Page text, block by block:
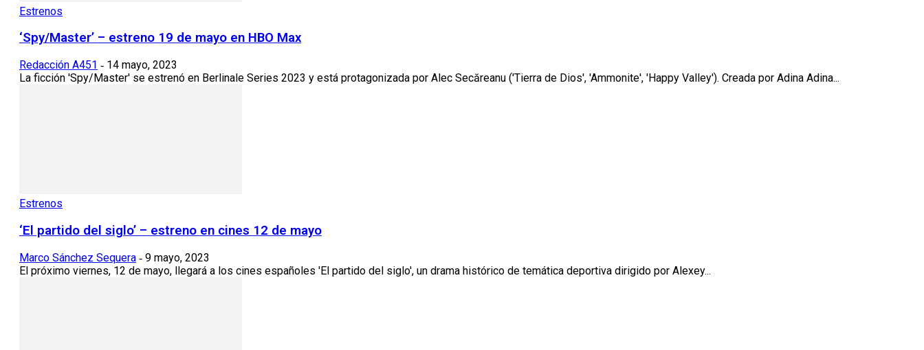
Estrenos
‘Spy/Master’ – estreno 19 de mayo en HBO Max
Redacción A451 - 14 mayo, 2023
La ficción 'Spy/Master' se estrenó en Berlinale Series 2023 y está protagonizada por Alec Secăreanu ('Tierra de Dios', 'Ammonite', 'Happy Valley'). Creada por Adina Adina...
Estrenos
‘El partido del siglo’ – estreno en cines 12 de mayo
Marco Sánchez Sequera - 9 mayo, 2023
El próximo viernes, 12 de mayo, llegará a los cines españoles 'El partido del siglo', un drama histórico de temática deportiva dirigido por Alexey...